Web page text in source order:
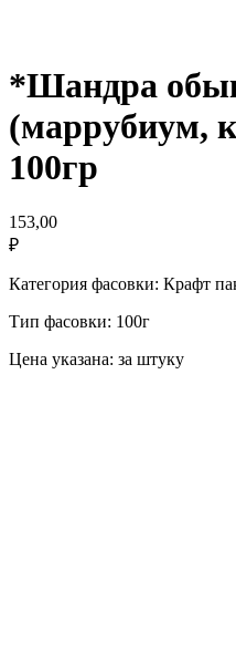
*Шандра
(маррубиум,
100гр
153,00
₽
Категория фасовки: Крафт
Тип фасовки: 100г
Цена указана: за штуку